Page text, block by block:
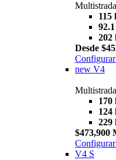
115
202
Desde
Configurar
new V4
170
124
229
$473,900
Configurar
V4 S